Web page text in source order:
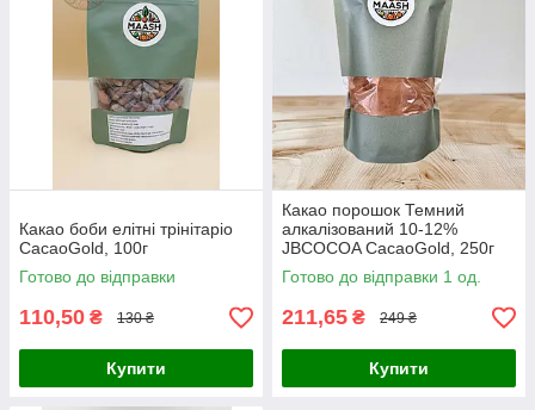
Какао боби елітні трінітаріо
CacaoGold, 100г
Готово до відправки
110,50 ₴ 130 ₴
Купити
Какао порошок Темний
алкалізований 10-12%
JBCOCOA CacaoGold, 250г
Готово до відправки 1 од.
211,65 ₴ 249 ₴
Купити